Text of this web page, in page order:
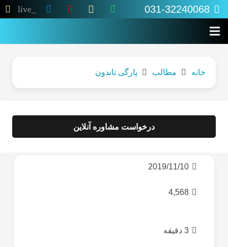
031-32240068
live_tv
خانه مطالب پارگی تاندون
درخواست مشاوره آنلاین
2019/11/10
4,568
3 دقیقه